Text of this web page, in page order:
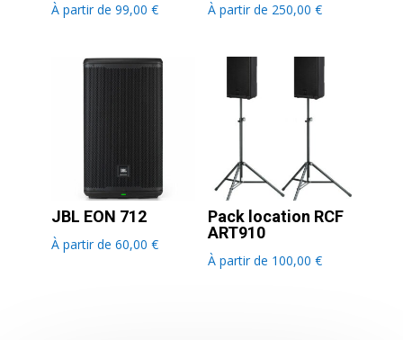
À partir de 99,00 € À partir de 250,00 €
JBL EON 712
À partir de 60,00 €
Pack location RCF
ART910
À partir de 100,00 €